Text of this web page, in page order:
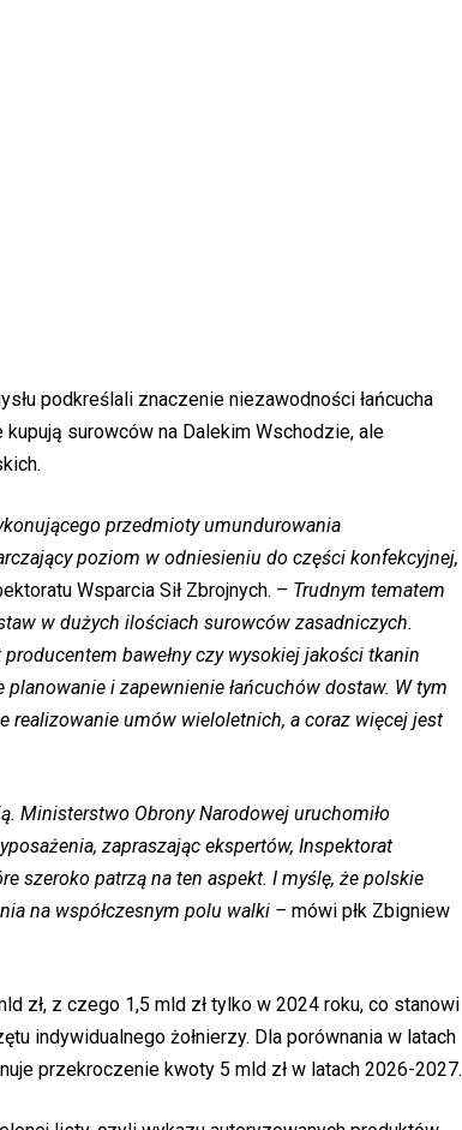
podkreślali znaczenie niezawodności łańcucha
surowców na Dalekim Wschodzie, ale
przedmioty umundurowania
poziom w odniesieniu do części konfekcyjnej,
Wsparcia Sił Zbrojnych. – Trudnym tematem
w dużych ilościach surowców zasadniczych.
bawełny czy wysokiej jakości tkanin
i zapewnienie łańcuchów dostaw. W tym
realizowanie umów wieloletnich, a coraz więcej jest
Ministerstwo Obrony Narodowej uruchomiło
zapraszając ekspertów, Inspektorat
szeroko patrzą na ten aspekt. I myślę, że polskie
na współczesnym polu walki – mówi płk Zbigniew
zł, z czego 1,5 mld zł tylko w 2024 roku, co stanowi
indywidualnego żołnierzy. Dla porównania w latach
przekroczenie kwoty 5 mld zł w latach 2026-2027.